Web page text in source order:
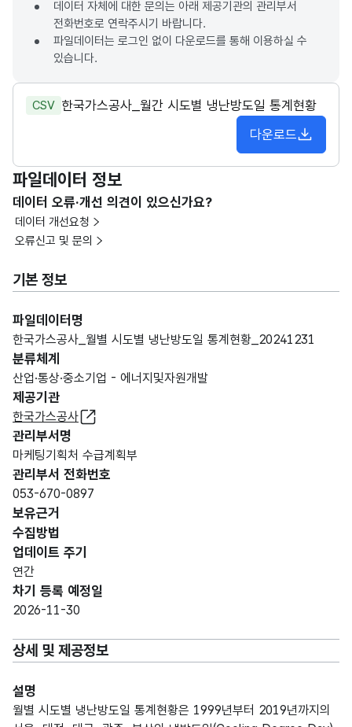
데이터 자체에 대한 문의는 아래 제공기관의 관리부서
전화번호로 연락주시기 바랍니다.
파일데이터는 로그인 없이 다운로드를 통해 이용하실 수
있습니다.
CSV 한국가스공사_월간 시도별 냉난방도일 통계현황
다운로드
파일데이터 정보
데이터 오류·개선 의견이 있으신가요?
데이터 개선요청
오류신고 및 문의
기본 정보
파일데이터명
한국가스공사_월별 시도별 냉난방도일 통계현황_20241231
분류체계
산업·통상·중소기업 - 에너지및자원개발
제공기관
한국가스공사
관리부서명
마케팅기획처 수급계획부
관리부서 전화번호
053-670-0897
보유근거
수집방법
업데이트 주기
연간
차기 등록 예정일
2026-11-30
상세 및 제공정보
설명
월별 시도별 냉난방도일 통계현황은 1999년부터 2019년까지의